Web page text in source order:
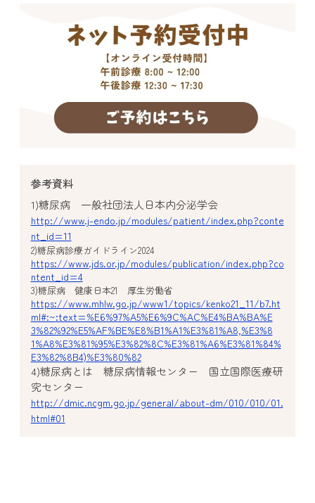
参考資料
1)糖尿病 一般社団法人日本内分泌学会
http://www.j-endo.jp/modules/patient/index.php?conte
nt_id=11
2)糖尿病診療ガイドライン2024
https://www.jds.or.jp/modules/publication/index.php?co
ntent_id=4
3)糖尿病 健康日本21 厚生労働省
https://www.mhlw.go.jp/www1/topics/kenko21_11/b7.ht
ml#:~:text=%E6%97%A5%E6%9C%AC%E4%BA%BA%E
3%82%92%E5%AF%BE%E8%B1%A1%E3%81%A8,%E3%8
1%A8%E3%81%95%E3%82%8C%E3%81%A6%E3%81%84%
E3%82%8B4)%E3%80%82
4)糖尿病とは 糖尿病情報センター 国立国際医療研
究センター
http://dmic.ncgm.go.jp/general/about-dm/010/010/01.
html#01